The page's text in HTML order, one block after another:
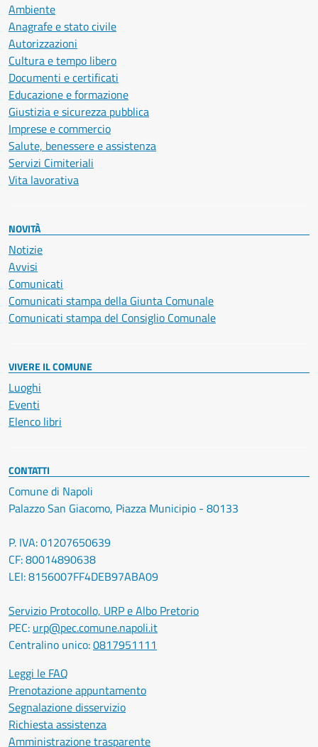
Ambiente
Anagrafe e stato civile
Autorizzazioni
Cultura e tempo libero
Documenti e certificati
Educazione e formazione
Giustizia e sicurezza pubblica
Imprese e commercio
Salute, benessere e assistenza
Servizi Cimiteriali
Vita lavorativa
NOVITÀ
Notizie
Avvisi
Comunicati
Comunicati stampa della Giunta Comunale
Comunicati stampa del Consiglio Comunale
VIVERE IL COMUNE
Luoghi
Eventi
Elenco libri
CONTATTI
Comune di Napoli
Palazzo San Giacomo, Piazza Municipio - 80133
P. IVA: 01207650639
CF: 80014890638
LEI: 8156007FF4DEB97ABA09
Servizio Protocollo, URP e Albo Pretorio
PEC: urp@pec.comune.napoli.it
Centralino unico:0817951111
Leggi le FAQ
Prenotazione appuntamento
Segnalazione disservizio
Richiesta assistenza
Amministrazione trasparente